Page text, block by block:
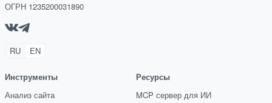
ОГРН 1235200031890
RU EN
Инструменты
Анализ сайта
Ресурсы
MCP сервер для ИИ